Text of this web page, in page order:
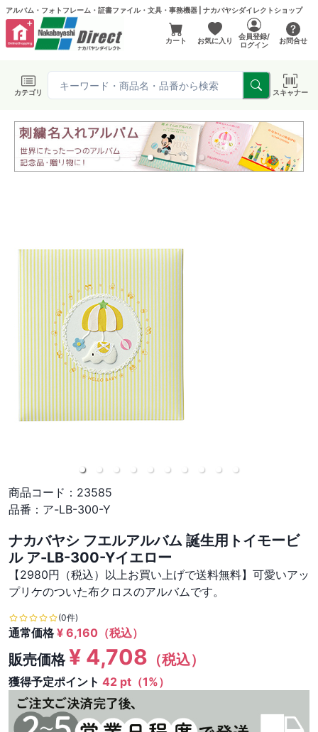
アルバム・フォトフレーム・証書ファイル・文具・事務機器 | ナカバヤシダイレクトショップ
カート お気に入り
会員登録/
ログイン
お問合せ
カテゴリ スキャナー
商品コード： 23585
品番： ア-LB-300-Y
ナカバヤシ フエルアルバム 誕生用トイモービ
ル ア-LB-300-Yイエロー
【2980円（税込）以上お買い上げで送料無料】可愛いアッ
プリケのついた布クロスのアルバムです。
(0件)
通常価格¥ 6,160 （税込）
販売価格¥ 4,708 （税込）
獲得予定ポイント 42 pt（1%）